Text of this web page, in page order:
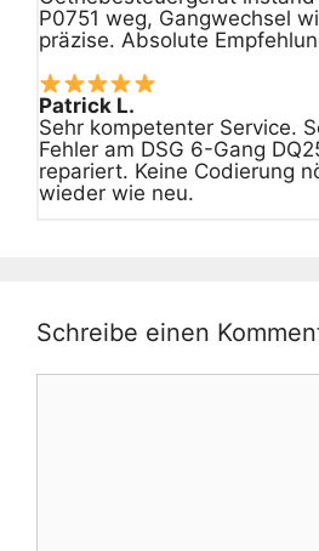
P0751 weg, Gangwechsel
präzise. Absolute
Patrick L.
Sehr kompetenter Service.
Fehler am DSG 6-Gang
repariert. Keine Codierung
wieder wie neu.
Schreibe einen